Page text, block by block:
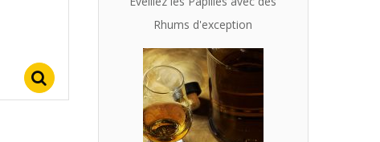
Select options
Rhums d'exception